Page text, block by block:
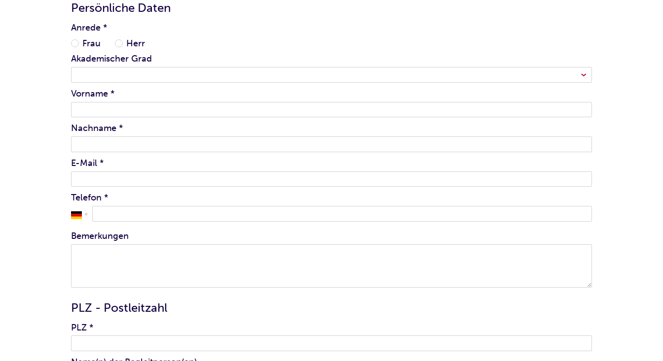
Persönliche Daten
Anrede *
Frau
Herr
Akademischer Grad
Vorname *
Nachname *
E-Mail *
Telefon *
Bemerkungen
PLZ - Postleitzahl
PLZ *